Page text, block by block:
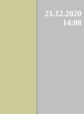
21.12.2020
14:08